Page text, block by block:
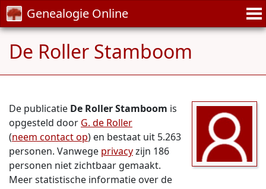
Genealogie Online
De Roller Stamboom
De publicatie De Roller Stamboom is
opgesteld door G. de Roller
(neem contact op) en bestaat uit 5.263
personen. Vanwege privacyzijn 186
personen niet zichtbaar gemaakt.
Meer statistische informatie over de